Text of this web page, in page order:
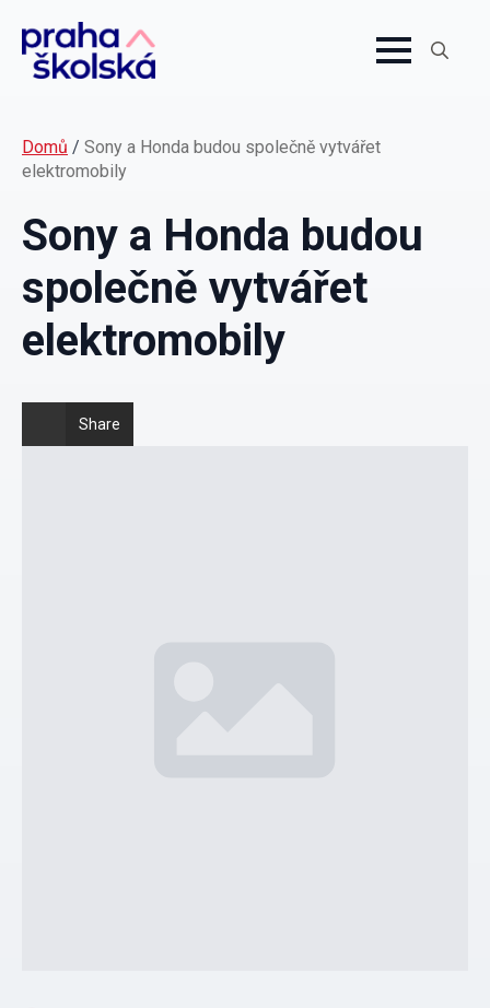
Domů / Sony a Honda budou společně vytvářet
elektromobily
Sony a Honda budou
společně vytvářet
elektromobily
Share